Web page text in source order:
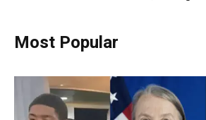
Most Popular